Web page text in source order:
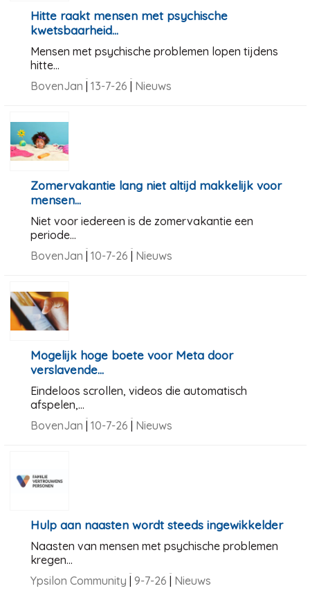
Hitte raakt mensen met psychische
kwetsbaarheid...
Mensen met psychische problemen lopen tijdens
hitte...
BovenJan | 13-7-26 | Nieuws
Zomervakantie lang niet altijd makkelijk voor
mensen...
Niet voor iedereen is de zomervakantie een
periode...
BovenJan | 10-7-26 | Nieuws
Mogelijk hoge boete voor Meta door
verslavende...
Eindeloos scrollen, videos die automatisch
afspelen,...
BovenJan | 10-7-26 | Nieuws
Hulp aan naasten wordt steeds ingewikkelder
Naasten van mensen met psychische problemen
kregen...
Ypsilon Community | 9-7-26 | Nieuws